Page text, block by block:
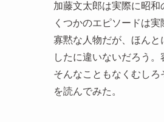
加藤文太郎は実際に昭
くつかのエピソードは
寡黙な人物だが、ほん
したに違いないだろう
そんなこともなくむし
を読んでみた。